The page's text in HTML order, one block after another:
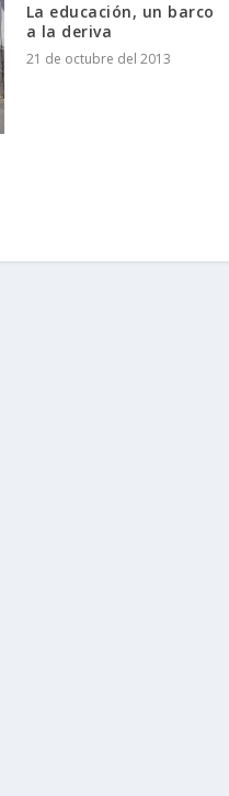
La educación, un barco
a la deriva
21 de octubre del 2013